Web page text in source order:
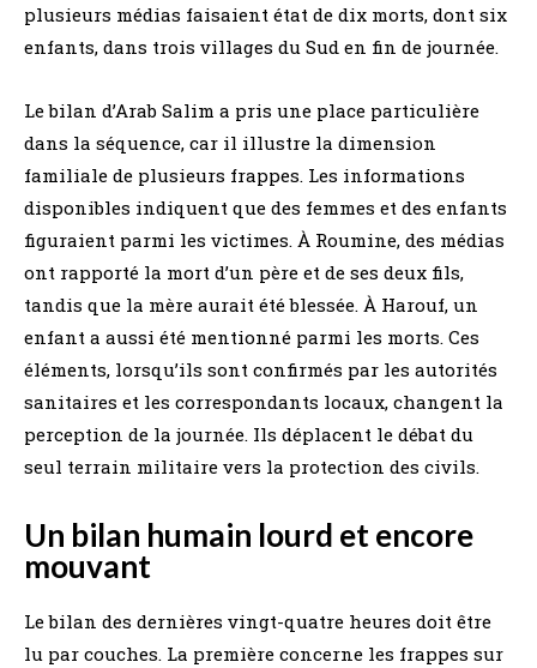
plusieurs médias faisaient état de dix morts, dont six
enfants, dans trois villages du Sud en fin de journée.
Le bilan d’Arab Salim a pris une place particulière
dans la séquence, car il illustre la dimension
familiale de plusieurs frappes. Les informations
disponibles indiquent que des femmes et des enfants
figuraient parmi les victimes. À Roumine, des médias
ont rapporté la mort d’un père et de ses deux fils,
tandis que la mère aurait été blessée. À Harouf, un
enfant a aussi été mentionné parmi les morts. Ces
éléments, lorsqu’ils sont confirmés par les autorités
sanitaires et les correspondants locaux, changent la
perception de la journée. Ils déplacent le débat du
seul terrain militaire vers la protection des civils.
Un bilan humain lourd et encore
mouvant
Le bilan des dernières vingt-quatre heures doit être
lu par couches. La première concerne les frappes sur